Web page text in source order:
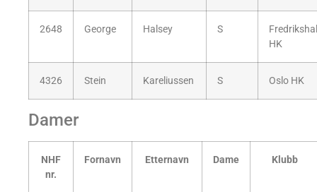
2648 George Halsey S
HK
4326 Stein Kareliussen S Oslo HK
Damer
NHF
nr.
Fornavn Etternavn Dame Klubb